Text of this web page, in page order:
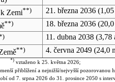
Zemi**) 21. března 2036(1,05
**) 18. března 2036(20,0
11. dubna 2038(3,78
**) 4. června 2049(24,0
*)vztaženo k 25. května 2026;
přiblížení a nejnižší/nejvyšší pozorovanou
od 7. srpna 2026 do 31. prosince 2050 s